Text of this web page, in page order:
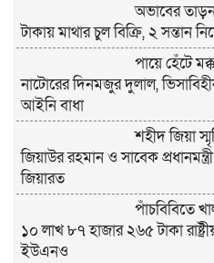
অভাবের
টাকায় মাথার চুল বিক্রি, ২ সন্তান
পায়ে হেঁটে
নাটোরের দিনমজুর দুলাল,
আইনি বাধা
শহীদ জিয়া
জিয়াউর রহমান ও সাবেক
জিয়ারত
পাঁচবিবিতে
১০ লাখ ৮৭ হাজার ২৬৫ টাকা
ইউএনও